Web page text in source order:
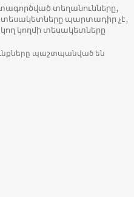
տեղանունները,
պարտադիր չէ,
կողմի տեսակետները
պաշտպանված են